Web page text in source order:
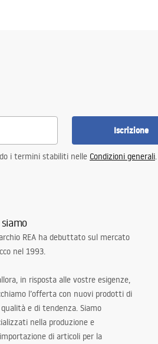
Iscrizione
i termini stabiliti nelle Condizioni generali.
REA ha debuttato sul mercato
nel 1993.
in risposta alle vostre esigenze,
l’offerta con nuovi prodotti di
e di tendenza. Siamo
nella produzione e
di articoli per la